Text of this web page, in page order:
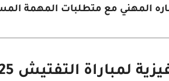
المهني مع متطلبات المهمة
لمباراة التفتيش 2025